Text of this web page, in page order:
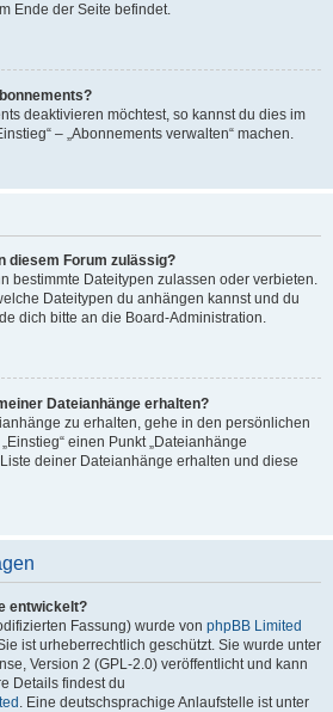
Ende der Seite befindet.
deaktivieren möchtest, so kannst du dies im
– „Abonnements verwalten“ machen.
diesem Forum zulässig?
bestimmte Dateitypen zulassen oder verbieten.
Dateitypen du anhängen kannst und du
dich bitte an die Board-Administration.
Dateianhänge erhalten?
zu erhalten, gehe in den persönlichen
einen Punkt „Dateianhänge
deiner Dateianhänge erhalten und diese
entwickelt?
Fassung) wurde von phpBB Limited
ist urheberrechtlich geschützt. Sie wurde unter
Version 2 (GPL-2.0) veröffentlicht und kann
Details findest du
. Eine deutschsprachige Anlaufstelle ist unter